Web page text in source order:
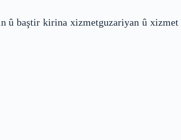
û baştir kirina xizmetguzariyan û